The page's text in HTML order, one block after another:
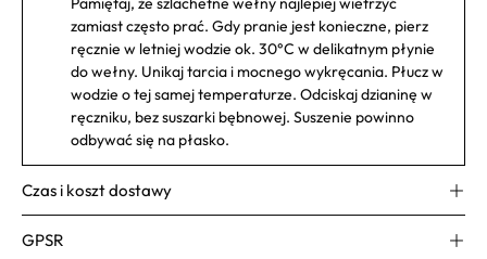
zamiast często prać. Gdy pranie jest konieczne, pierz
ręcznie w letniej wodzie ok. 30°C w delikatnym płynie
do wełny. Unikaj tarcia i mocnego wykręcania. Płucz w
wodzie o tej samej temperaturze. Odciskaj dzianinę w
ręczniku, bez suszarki bębnowej. Suszenie powinno
odbywać się na płasko.
Czas i koszt dostawy
GPSR